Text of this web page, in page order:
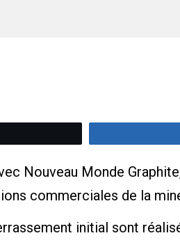
Nouveau Monde
commerciales de la
initial sont